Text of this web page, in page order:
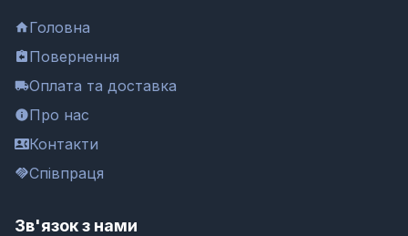
Головна
Повернення
Оплата та доставка
Про нас
Контакти
Співпраця
Зв'язок з нами